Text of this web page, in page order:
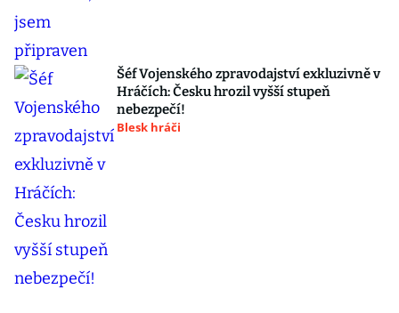
Šéf Vojenského zpravodajství exkluzivně v
Hráčích: Česku hrozil vyšší stupeň
nebezpečí!
Blesk hráči